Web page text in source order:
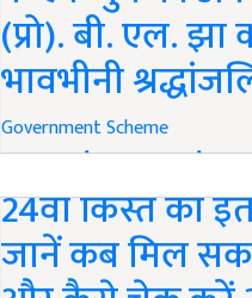
(प्रो). बी. एल. झा
भावभीनी
Government Scheme
PM Kisan
24वीं किस्त का
जानें कब मिल